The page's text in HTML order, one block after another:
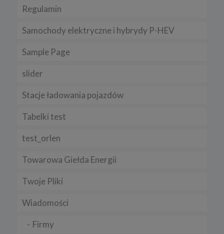
Regulamin
Samochody elektryczne i hybrydy P-HEV
Sample Page
slider
Stacje ładowania pojazdów
Tabelki test
test_orlen
Towarowa Giełda Energii
Twoje Pliki
Wiadomości
Firmy